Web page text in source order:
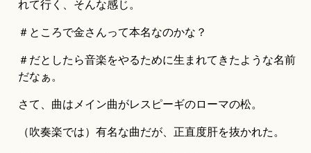
れて行く、そんな感じ。
＃ところで金さんって本名なのかな？
＃だとしたら音楽をやるために生まれてきたような名前
だなぁ。
さて、曲はメイン曲がレスピーギのローマの松。
（吹奏楽では）有名な曲だが、正直度肝を抜かれた。